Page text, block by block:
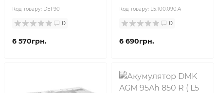
Код товару: DEF90
0
6 570грн.
Код товару: L5.100.090.A
0
6 690грн.